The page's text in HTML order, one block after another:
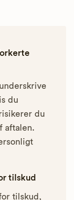
du
du
aftalen.
tilskud
tilskud,